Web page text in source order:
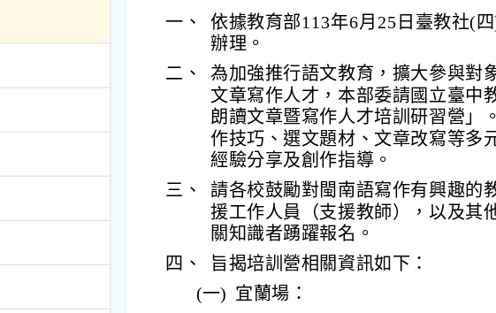
一、
依據教育部113年6月25日臺教社(
辦理。
二、
為加強推行語文教育，擴大參與對
文章寫作人才，本部委請國立臺中
朗讀文章暨寫作人才培訓研習營」
作技巧、選文題材、文章改寫等多
經驗分享及創作指導。
三、
請各校鼓勵對閩南語寫作有興趣的
援工作人員（支援教師），以及其
關知識者踴躍報名。
四、
旨揭培訓營相關資訊如下：
(一) 宜蘭場：